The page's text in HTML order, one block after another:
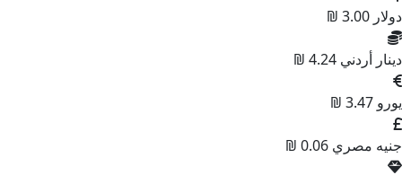
دولار 3.00 ₪
دينار أردني 4.24 ₪
يورو 3.47 ₪
جنيه مصري 0.06 ₪